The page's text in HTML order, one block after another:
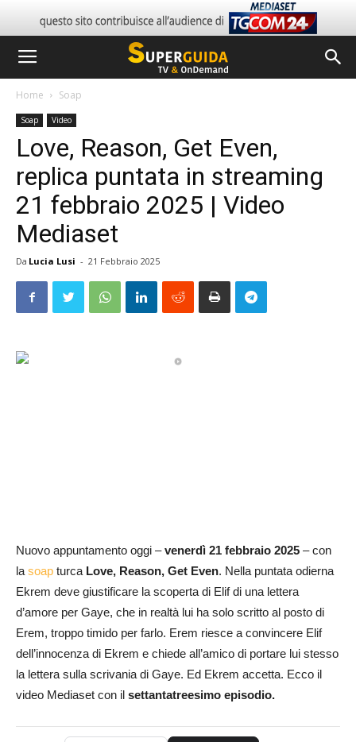
Home Soap
Soap Video
Love, Reason, Get Even,
replica puntata in streaming
21 febbraio 2025 | Video
Mediaset
Da Lucia Lusi - 21 Febbraio 2025
Nuovo appuntamento oggi –venerdì 21 febbraio 2025 – con
lasoap turca Love, Reason, Get Even. Nella puntata odierna
Ekrem deve giustificare la scoperta di Elif di una lettera
d’amore per Gaye, che in realtà lui ha solo scritto al posto di
Erem, troppo timido per farlo. Erem riesce a convincere Elif
dell’innocenza di Ekrem e chiede all’amico di portare lui stesso
la lettera sulla scrivania di Gaye. Ed Ekrem accetta. Ecco il
video Mediaset con il settantatreesimo episodio.